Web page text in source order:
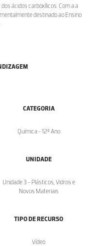
ácidos carboxílicos. Com a a
destinado ao Ensino
CATEGORIA
Química - 12º Ano
UNIDADE
Unidade 3 - Plásticos, Vidros e
Novos Materiais
TIPO DE RECURSO
Vídeo